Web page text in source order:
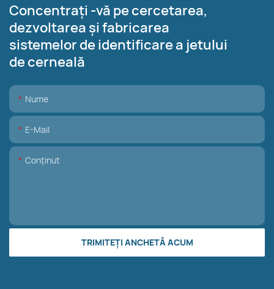
Concentrați -vă pe cercetarea,
dezvoltarea și fabricarea
sistemelor de identificare a jetului
de cerneală
Nume
E-Mail
Conţinut
TRIMITEȚI ANCHETĂ ACUM